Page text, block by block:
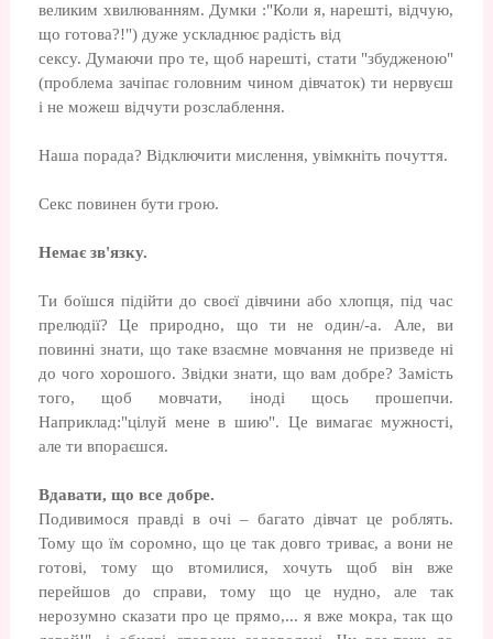
великим хвилюванням. Думки :"Коли я, нарешті, відчую,
що готова?!") дуже ускладнює радість від
сексу. Думаючи про те, щоб нарешті, стати "збудженою"
(проблема зачіпає головним чином дівчаток) ти нервуєш
і не можеш відчути розслаблення.
Наша порада? Відключити мислення, увімкніть почуття.
Секс повинен бути грою.
Немає зв'язку.
Ти боїшся підійти до своєї дівчини або хлопця, під час
прелюдії? Це природно, що ти не один/-а. Але, ви
повинні знати, що таке взаємне мовчання не призведе ні
до чого хорошого. Звідки знати, що вам добре? Замість
того, щоб мовчати, іноді щось прошепчи.
Наприклад:"цілуй мене в шию". Це вимагає мужності,
але ти впораєшся.
Вдавати, що все добре.
Подивимося правді в очі – багато дівчат це роблять.
Тому що їм соромно, що це так довго триває, а вони не
готові, тому що втомилися, хочуть щоб він вже
перейшов до справи, тому що це нудно, але так
нерозумно сказати про це прямо,... я вже мокра, так що